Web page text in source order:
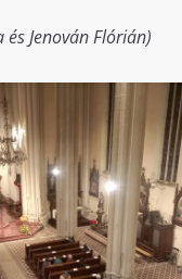
Jenován Flórián)